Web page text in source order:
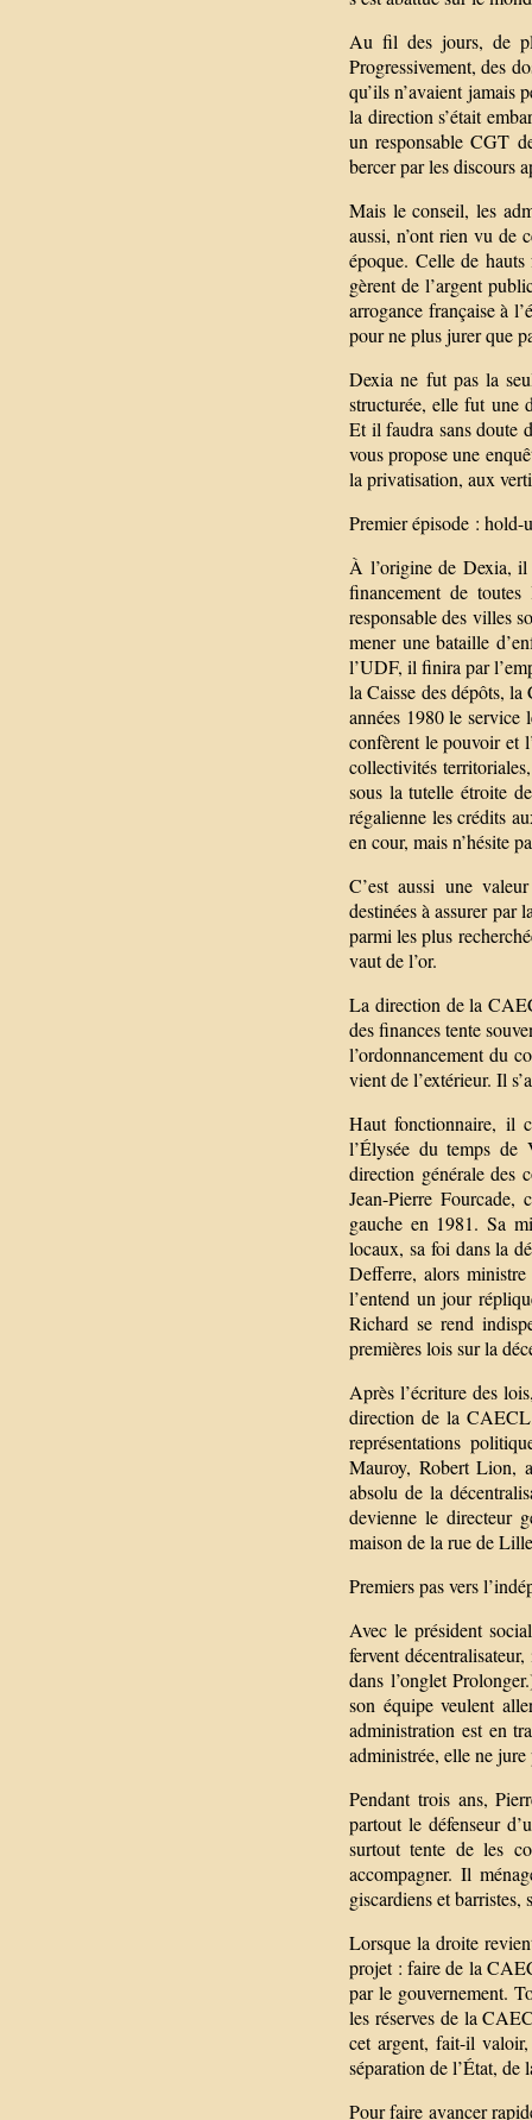
Au fil des jours, de
Progressivement, des
qu’ils n’avaient jamais
la direction s’était
un responsable CGT
bercer par les discours
Mais le conseil, les
aussi, n’ont rien vu de
époque. Celle de
gèrent de l’argent
arrogance française à
pour ne plus jurer que
Dexia ne fut pas la
structurée, elle fut une
Et il faudra sans doute
vous propose une
la privatisation, aux
Premier épisode : hold-
À l’origine de Dexia,
financement de
responsable des villes
mener une bataille
l’UDF, il finira par
la Caisse des dépôts,
années 1980 le
confèrent le pouvoir et
collectivités
sous la tutelle étroite
régalienne les crédits
en cour, mais n’hésite
C’est aussi une
destinées à assurer par
parmi les plus
vaut de l’or.
La direction de la
des finances tente
l’ordonnancement du
vient de l’extérieur. Il
Haut fonctionnaire, il
l’Élysée du temps de
direction générale des
Jean-Pierre
gauche en 1981. Sa
locaux, sa foi dans la
Defferre, alors
l’entend un jour
Richard se rend
premières lois sur la
Après l’écriture des
direction de la
représentations
Mauroy, Robert Lion,
absolu de la
devienne le directeur
maison de la rue de
Premiers pas vers
Avec le président
fervent
dans l’onglet
son équipe veulent
administration est en
administrée, elle ne
Pendant trois ans,
partout le défenseur
surtout tente de les
accompagner. Il
giscardiens et
Lorsque la droite
projet : faire de la
par le gouvernement.
les réserves de la
cet argent, fait-il
séparation de l’État, de
Pour faire avancer